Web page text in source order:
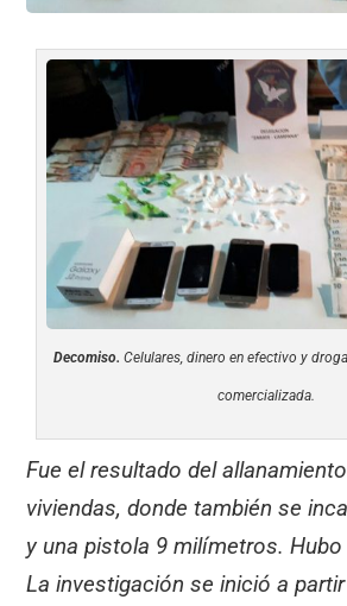
Decomiso. Celulares, dinero en efectivo y
comercializada.
Fue el resultado del
viviendas, donde también se
y una pistola 9 milímetros.
La investigación se inició a